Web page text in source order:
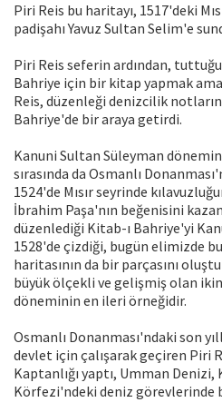
Piri Reis bu haritayı, 1517'deki
padişahı Yavuz Sultan Selim'e
Piri Reis seferin ardından,
Bahriye için bir kitap yapmak
Reis, düzenleği denizcilik
Bahriye'de bir araya getirdi.
Kanuni Sultan Süleyman
sırasında da Osmanlı
1524'de Mısır seyrinde
İbrahim Paşa'nın beğenisini
düzenlediği Kitab-ı Bahriye'yi
1528'de çizdiği, bugün elimizde
haritasının da bir parçasını
büyük ölçekli ve gelişmiş olan
döneminin en ileri örneğidir.
Osmanlı Donanması'ndaki son
devlet için çalışarak geçiren Piri
Kaptanlığı yaptı, Umman Denizi,
Körfezi'ndeki deniz görevlerinde